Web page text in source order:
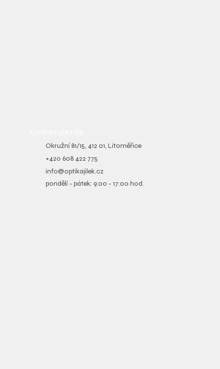
Okružní 81/15, 412 01, Litoměřice
+420 608 422 775
info@optikajilek.cz
pondělí - pátek: 9:00 - 17:00 hod.